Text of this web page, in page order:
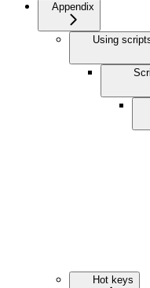
Appendix
Using
Hot keys